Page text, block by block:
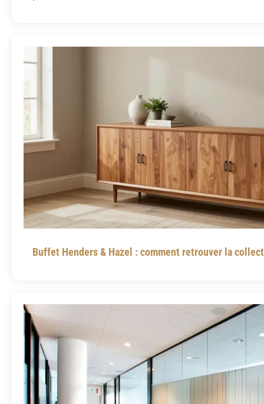
Buffet Henders & Hazel : comment retrouver la